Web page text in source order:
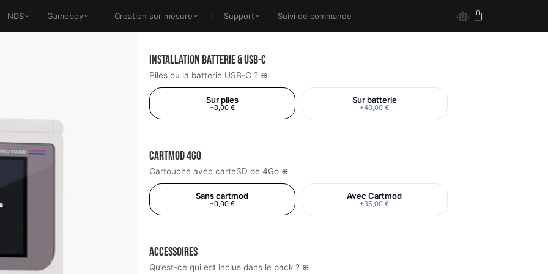
NDS Gameboy Creation sur mesure Support Suivi de commande
installation Batterie & USB-C
Piles ou la batterie USB-C ? ⊕
Sur piles
+0,00 €
Sur batterie
+40,00 €
Cartmod 4Go
Cartouche avec carteSD de 4Go ⊕
Sans cartmod
+0,00 €
Avec Cartmod
+35,00 €
Accessoires
Qu’est-ce qui est inclus dans le pack ? ⊕